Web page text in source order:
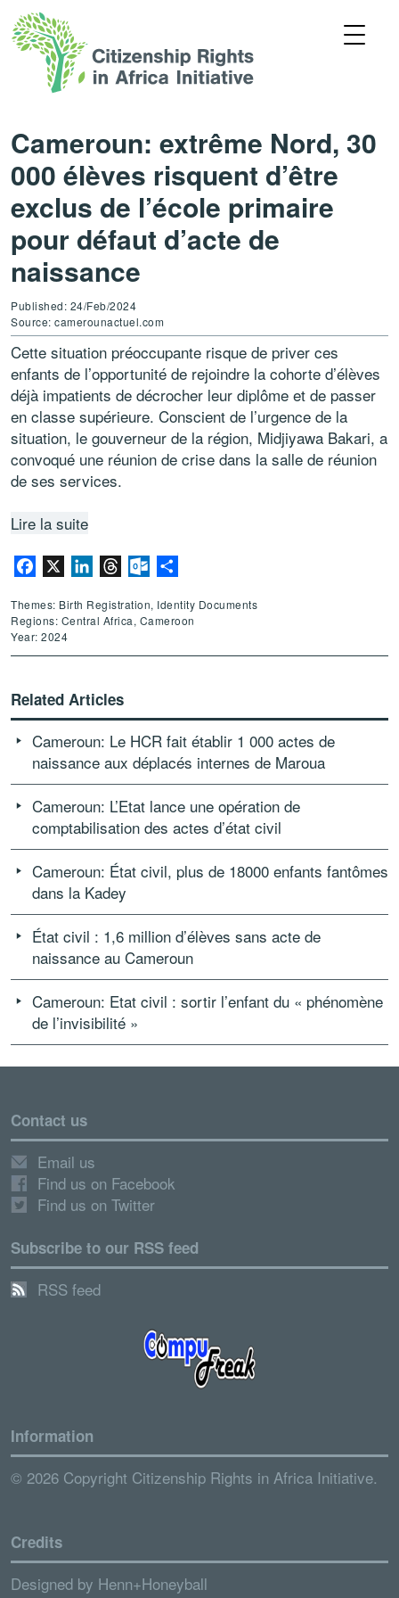
Cameroun: extrême Nord, 30
000 élèves risquent d’être
exclus de l’école primaire
pour défaut d’acte de
naissance
Published: 24/Feb/2024
Source: camerounactuel.com
Cette situation préoccupante risque de priver ces
enfants de l’opportunité de rejoindre la cohorte d’élèves
déjà impatients de décrocher leur diplôme et de passer
en classe supérieure. Conscient de l’urgence de la
situation, le gouverneur de la région, Midjiyawa Bakari, a
convoqué une réunion de crise dans la salle de réunion
de ses services.
Lire la suite
Facebook LinkedInThreadsOutlook.com
Themes: Birth Registration, Identity Documents
Regions: Central Africa, Cameroon
Year: 2024
Related Articles
Cameroun: Le HCR fait établir 1 000 actes de
naissance aux déplacés internes de Maroua
Cameroun: L’Etat lance une opération de
comptabilisation des actes d’état civil
Cameroun: État civil, plus de 18000 enfants fantômes
dans la Kadey
État civil : 1,6 million d’élèves sans acte de
naissance au Cameroun
Cameroun: Etat civil : sortir l’enfant du « phénomène
de l’invisibilité »
Contact us
Email us
Find us on Facebook
Find us on Twitter
Subscribe to our RSS feed
RSS feed
Information
© 2026 Copyright Citizenship Rights in Africa Initiative.
Credits
Designed by Henn+Honeyball